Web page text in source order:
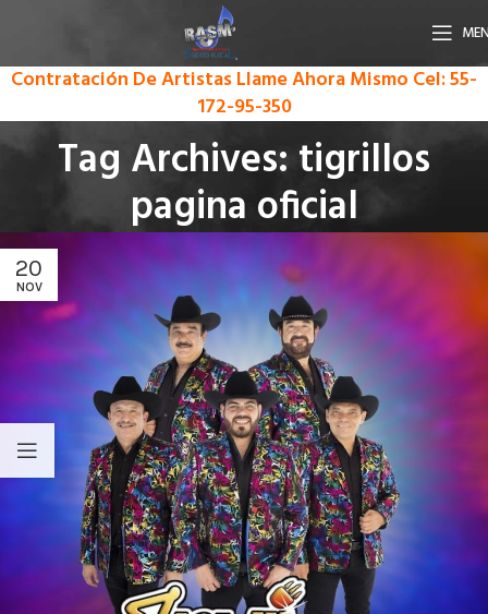
Contratación De Artistas Llame Ahora Mismo Cel: 55-
172-95-350
Tag Archives: tigrillos
pagina oficial
20
NOV